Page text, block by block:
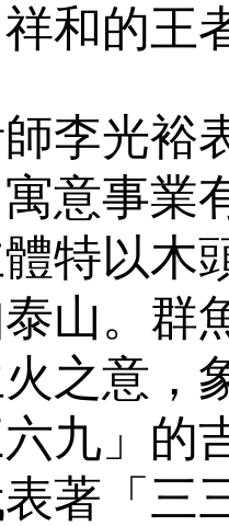
和的王
李光裕
意事業
特以木
山。群
之意，
六九」
著「三